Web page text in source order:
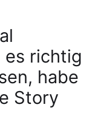
es richtig
habe
Story